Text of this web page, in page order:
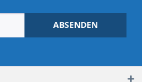
ABSENDEN